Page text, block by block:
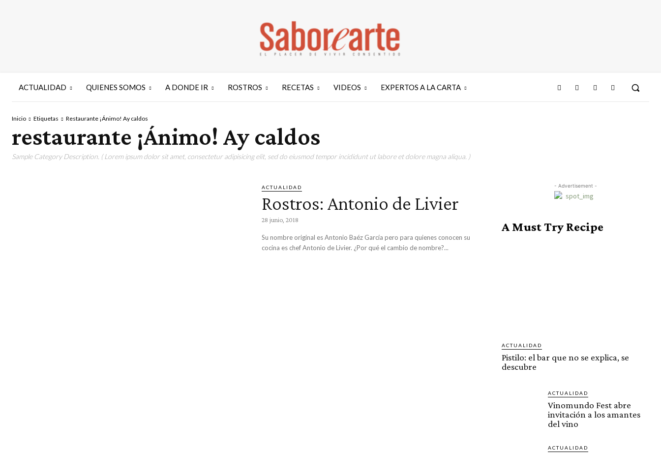
ACTUALIDAD QUIENES SOMOS A DONDE IR ROSTROS RECETAS VIDEOS EXPERTOS A LA CARTA
Inicio Etiquetas Restaurante ¡Ánimo! Ay caldos
restaurante ¡Ánimo! Ay caldos
Sample Category Description. ( Lorem ipsum dolor sit amet, consectetur adipisicing elit, sed do eiusmod tempor incididunt ut labore et dolore magna aliqua. )
ACTUALIDAD
Rostros: Antonio de Livier
28 junio, 2018
Su nombre original es Antonio Baéz García pero para quienes conocen su
cocina es chef Antonio de Livier. ¿Por qué el cambio de nombre?...
- Advertisement -
A Must Try Recipe
ACTUALIDAD
Pistilo: el bar que no se explica, se
descubre
ACTUALIDAD
Vinomundo Fest abre
invitación a los amantes
del vino
ACTUALIDAD